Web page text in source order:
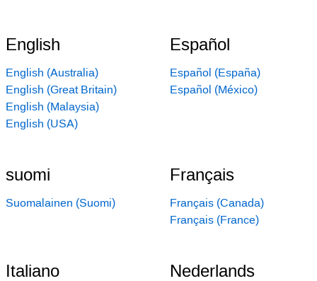
English
English (Australia)
English (Great Britain)
English (Malaysia)
English (USA)
Español
Español (España)
Español (México)
suomi
Suomalainen (Suomi)
Français
Français (Canada)
Français (France)
Italiano Nederlands